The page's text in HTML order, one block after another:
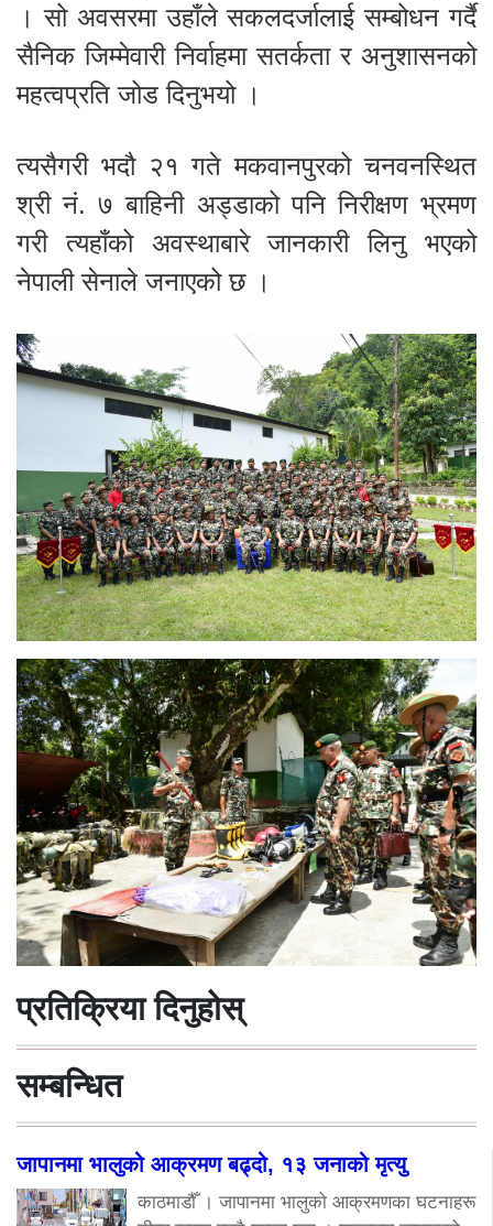
। सो अवसरमा उहाँले सकलदर्जालाई सम्बोधन गर्दै
सैनिक जिम्मेवारी निर्वाहमा सतर्कता र अनुशासनको
महत्वप्रति जोड दिनुभयो ।
त्यसैगरी भदौ २१ गते मकवानपुरको चनवनस्थित
श्री नं. ७ बाहिनी अड्डाको पनि निरीक्षण भ्रमण
गरी त्यहाँको अवस्थाबारे जानकारी लिनु भएको
नेपाली सेनाले जनाएको छ ।
प्रतिक्रिया दिनुहोस्
सम्बन्धित
जापानमा भालुको आक्रमण बढ्दो, १३ जनाको मृत्यु
काठमाडौँ । जापानमा भालुको आक्रमणका घटनाहरू